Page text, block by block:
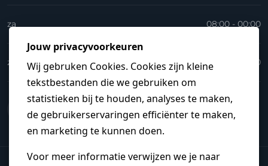
za 08:00 - 00:00
zo 09:00 - 23:30